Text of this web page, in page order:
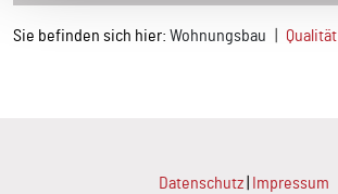
Sie befinden sich hier: Wohnungsbau Qualität
Datenschutz| Impressum